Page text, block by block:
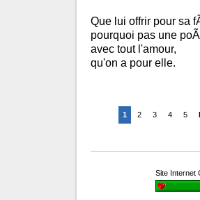
Que lui offrir pour sa
pourquoi pas une
avec tout l'amour,
qu'on a pour elle.
1 2 3 4 5
Site Internet